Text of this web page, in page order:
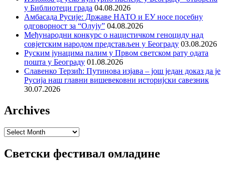
у Библиотеци града 04.08.2026
Амбасада Русије: Државе НАТО и ЕУ носе посебну
одговорност за “Олују” 04.08.2026
Међународни конкурс о нацистичком геноциду над
совјетским народом представљен у Београду 03.08.2026
Руским јунацима палим у Првом светском рату одата
пошта у Београду 01.08.2026
Славенко Терзић: Путинова изјава – још један доказ да је
Русија наш главни вишевековни историјски савезник
30.07.2026
Archives
Archives
Светски фестивал омладине